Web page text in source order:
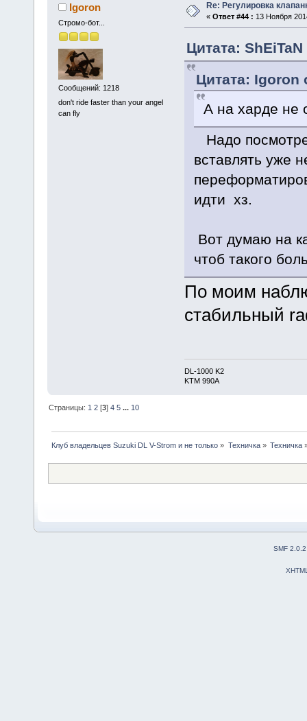
Igoron
Стромо-бот...
Сообщений: 1218
don't ride faster than your angel
can fly
Re: Регулировка
« Ответ #44 : 13 Ноября
Цитата:
Цитата: Igoron
А на харде не
Надо
вставлять уже
идти хз.
Вот думаю на
чтоб такого
По моим
стабильный
DL-1000 K2
KTM 990A
Страницы:1 2 [3]4 5 ...10
Клуб владельцев Suzuki DL V-Strom и не только » Техничка» Техничка
SMF 2.0.2